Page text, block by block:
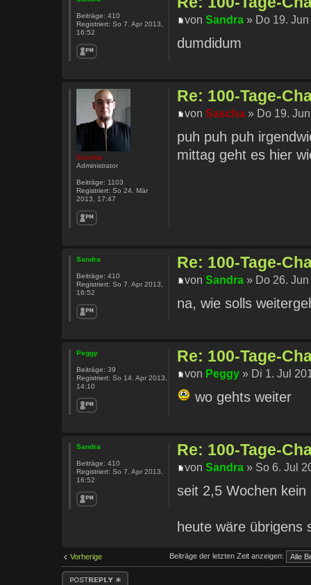
vonSandra » Do 19.
dumdidum
Beiträge: 410
Registriert: So 7. Apr 2013,
16:52
Re: 100-Tage-
vonSascha » Do 19.
puh puh puh
mittag geht es hier
Sascha
Administrator
Beiträge: 1103
Registriert: So 24. Mär
2013, 17:47
Re: 100-Tage-
vonSandra » Do 26.
na, wie solls
Sandra
Beiträge: 410
Registriert: So 7. Apr 2013,
16:52
Re: 100-Tage-
von Peggy » Di 1. Jul
wo gehts weiter
Peggy
Beiträge: 39
Registriert: So 14. Apr 2013,
14:10
Re: 100-Tage-
vonSandra » So 6. Jul
seit 2,5 Wochen
heute wäre
Sandra
Beiträge: 410
Registriert: So 7. Apr 2013,
16:52
Vorherige Beiträge der letzten Zeit anzeigen:
Antwort erstellen